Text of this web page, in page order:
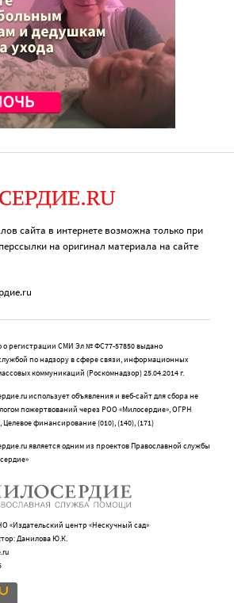
сайта в интернете возможна только при
на оригинал материала на сайте
о регистрации СМИ Эл № ФС77-57850 выдано
по надзору в сфере связи, информационных
коммуникаций (Роскомнадзор) 25.04.2014 г.
использует объявления и веб-сайт для сбора не
пожертвований через РОО «Милосердие», ОГРН
Целевое финансирование (010), (140), (171)
является одним из проектов Православной службы
«Издательский центр «Нескучный сад»
Данилова Ю.К.